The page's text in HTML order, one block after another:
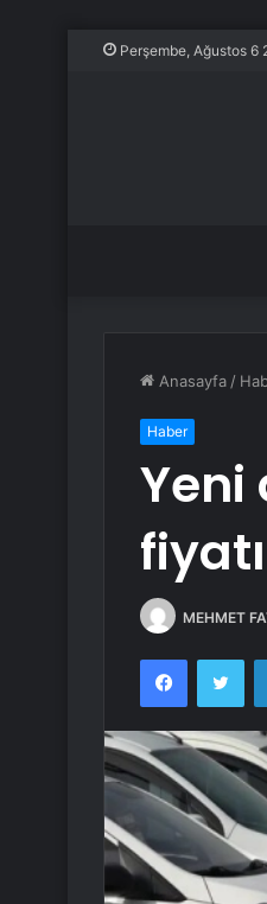
Perşembe, Ağustos 6
Anasayfa /
Haber
Yeni
MEHMET
Facebook